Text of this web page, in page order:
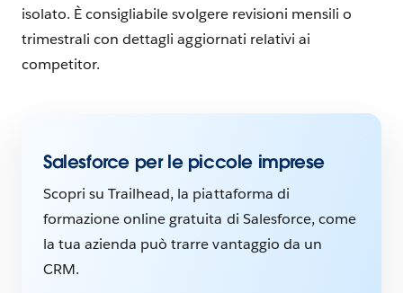
isolato. È consigliabile svolgere revisioni mensili o
trimestrali con dettagli aggiornati relativi ai
competitor.
Salesforce per le piccole imprese
Scopri su Trailhead, la piattaforma di
formazione online gratuita di Salesforce, come
la tua azienda può trarre vantaggio da un
CRM.